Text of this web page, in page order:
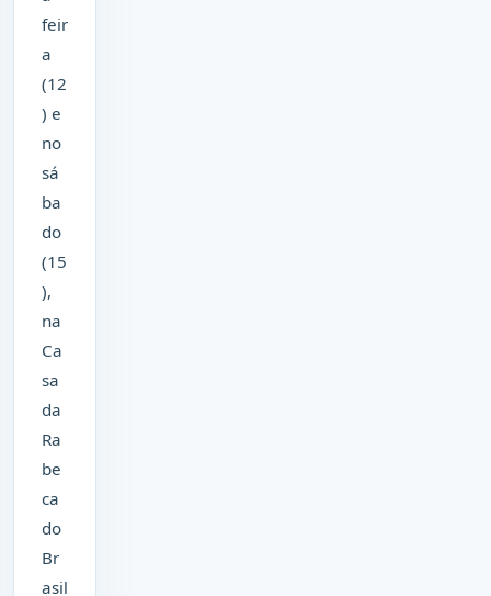
feir
a
(12
) e
no
sá
ba
do
(15
),
na
Ca
sa
da
Ra
be
ca
do
Br
asil